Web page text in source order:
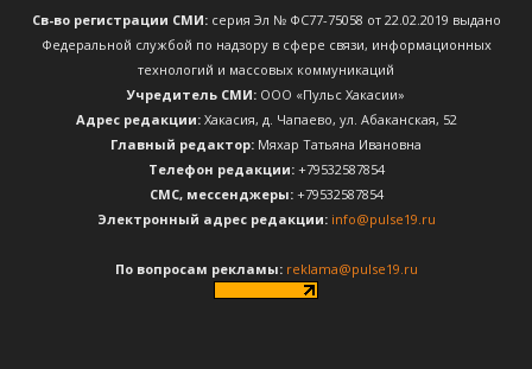
Св-во регистрации СМИ:серия Эл № ФС77-75058 от 22.02.2019 выдано
Федеральной службой по надзору в сфере связи, информационных
технологий и массовых коммуникаций
Учредитель СМИ: ООО «Пульс Хакасии»
Адрес редакции:Хакасия, д. Чапаево, ул. Абаканская, 52
Главный редактор: Мяхар Татьяна Ивановна
Телефон редакции:+79532587854
CМС, мессенджеры:+79532587854
Электронный адрес редакции: info@pulse19.ru
По вопросам рекламы: reklama@pulse19.ru